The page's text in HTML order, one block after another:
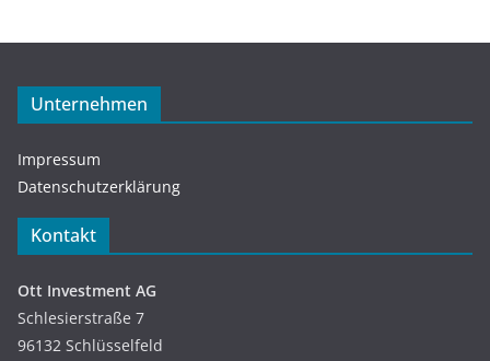
Unternehmen
Impressum
Datenschutzerklärung
Kontakt
Ott Investment AG
Schlesierstraße 7
96132 Schlüsselfeld